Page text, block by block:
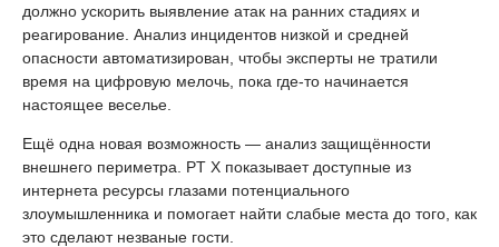
должно ускорить выявление атак на ранних стадиях и
реагирование. Анализ инцидентов низкой и средней
опасности автоматизирован, чтобы эксперты не тратили
время на цифровую мелочь, пока где-то начинается
настоящее веселье.
Ещё одна новая возможность — анализ защищённости
внешнего периметра. PT X показывает доступные из
интернета ресурсы глазами потенциального
злоумышленника и помогает найти слабые места до того, как
это сделают незваные гости.